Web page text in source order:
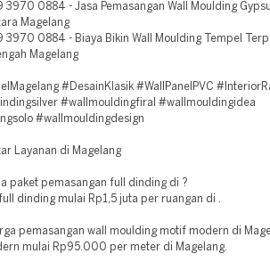
3970 0884 - Jasa Pemasangan Wall Moulding
Magelang
3970 0884 - Biaya Bikin Wall Moulding Tempel
Magelang
#DesainKlasik #WallPanelPVC
#wallmouldingfiral #wallmouldingidea
#wallmouldingdesign
Layanan di Magelang
paket pemasangan full dinding di ?
dinding mulai Rp1,5 juta per ruangan di .
pemasangan wall moulding motif modern di
mulai Rp95.000 per meter di Magelang.